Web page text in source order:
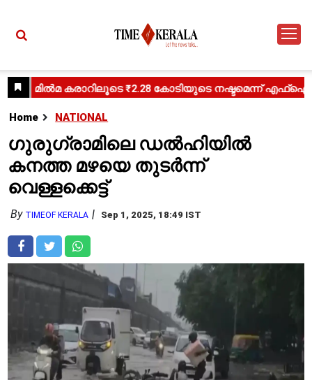
Home NATIONAL
ഗുരുഗ്രാമിലെ ഡൽഹിയിൽ
കനത്ത മഴയെ തുടർന്ന്
വെള്ളക്കെട്ട്
By TIMEOF KERALA Sep 1, 2025, 18:49 IST